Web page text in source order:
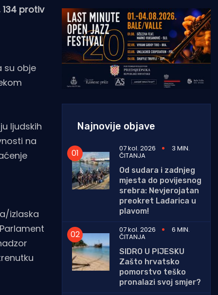
protiv
su obje
ljudskih
na
izlaska
Najnovije objave
07 kol. 2026 3 MIN.
ČITANJA
Od sudara i zadnjeg
mjesta do povijesnog
srebra: Nevjerojatan
preokret Lađarica u
plavom!
07 kol. 2026
6 MIN.
ČITANJA
SIDRO U PIJESKU
Zašto hrvatsko
pomorstvo teško
pronalazi svoj smjer?